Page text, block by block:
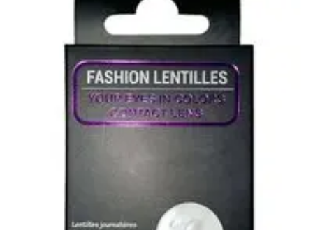
Listas y ConsejosGuías y
Tendencias ComparativosDisfraces Clásicos
Disfraces Halloween